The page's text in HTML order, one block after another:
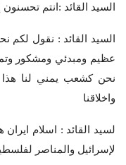
السيد القائد :انتم
السيد القائد : نقول لكم
عظيم ومبدئي ومشكور
نحن كشعب يمني لنا هذا
واخلاقنا
لسيد القائد : اسلام
لإسرائيل والمناصر